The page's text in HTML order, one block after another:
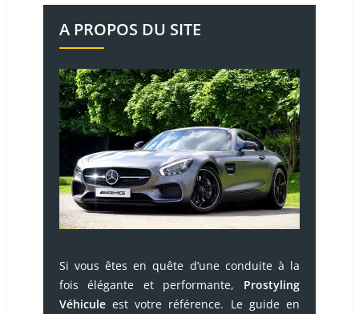
A PROPOS DU SITE
Si vous êtes en quête d’une conduite à la
fois élégante et performante, Prostyling
Véhiculeest votre référence. Le guide en